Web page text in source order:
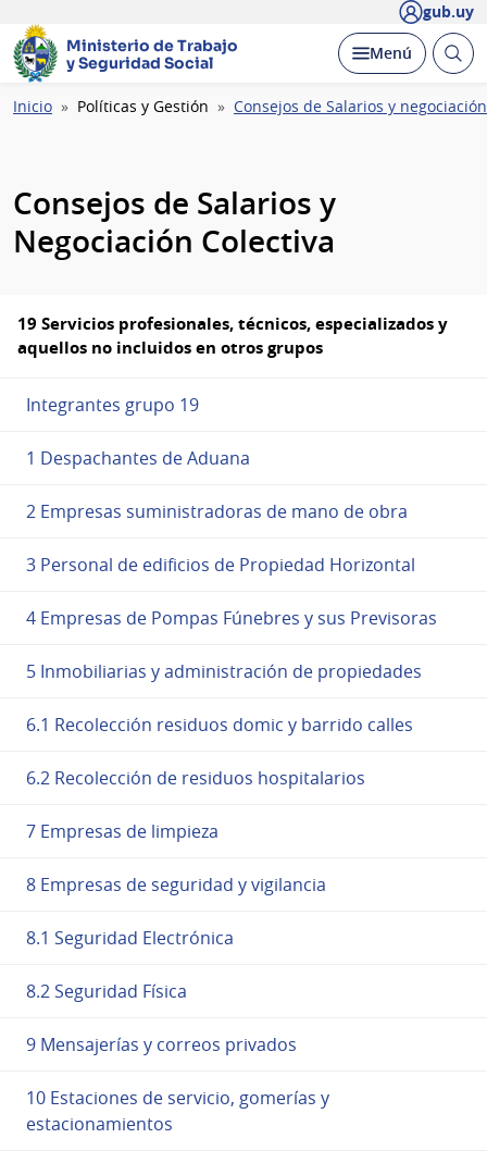
gub.uy
Ministerio de Trabajo
y Seguridad Social
Desplegar
Menú Abrir
Ruta
Inicio Políticas y Gestión Consejos de Salarios y
Consejos de Salarios y
Negociación Colectiva
19 Servicios profesionales, técnicos, especializados y
aquellos no incluidos en otros grupos
Integrantes grupo 19
1 Despachantes de Aduana
2 Empresas suministradoras de mano de obra
3 Personal de edificios de Propiedad Horizontal
4 Empresas de Pompas Fúnebres y sus Previsoras
5 Inmobiliarias y administración de propiedades
6.1 Recolección residuos domic y barrido calles
6.2 Recolección de residuos hospitalarios
7 Empresas de limpieza
8 Empresas de seguridad y vigilancia
8.1 Seguridad Electrónica
8.2 Seguridad Física
9 Mensajerías y correos privados
10 Estaciones de servicio, gomerías y
estacionamientos